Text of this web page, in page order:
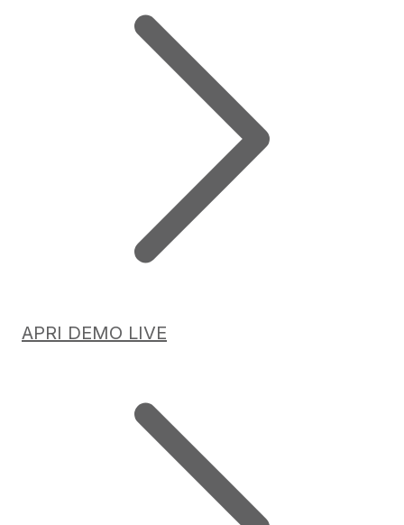
APRI DEMO LIVE